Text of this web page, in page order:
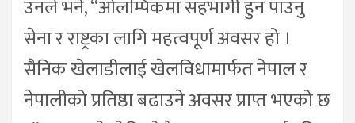
उनले भने, “ओलम्पिकमा सहभागी हुन पाउनु
सेना र राष्ट्रका लागि महत्वपूर्ण अवसर हो ।
सैनिक खेलाडीलाई खेलविधामार्फत नेपाल र
नेपालीको प्रतिष्ठा बढाउने अवसर प्राप्त भएको छ